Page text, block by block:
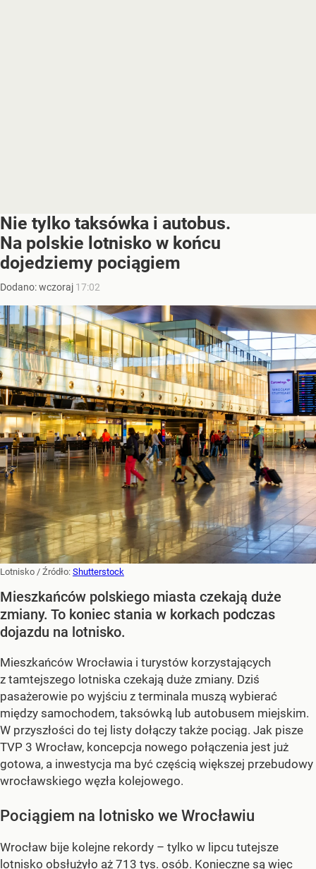
Nie tylko taksówka i autobus.
Na polskie lotnisko w końcu
dojedziemy pociągiem
Dodano:wczoraj 17:02
Lotnisko / Źródło: Shutterstock
Mieszkańców polskiego miasta czekają duże
zmiany. To koniec stania w korkach podczas
dojazdu na lotnisko.
Mieszkańców Wrocławia i turystów korzystających
z tamtejszego lotniska czekają duże zmiany. Dziś
pasażerowie po wyjściu z terminala muszą wybierać
między samochodem, taksówką lub autobusem miejskim.
W przyszłości do tej listy dołączy także pociąg. Jak pisze
TVP 3 Wrocław, koncepcja nowego połączenia jest już
gotowa, a inwestycja ma być częścią większej przebudowy
wrocławskiego węzła kolejowego.
Pociągiem na lotnisko we Wrocławiu
Wrocław bije kolejne rekordy – tylko w lipcu tutejsze
lotnisko obsłużyło aż 713 tys. osób. Konieczne są więc